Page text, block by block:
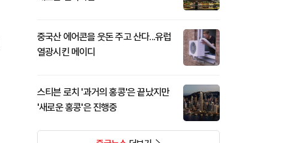
중국산 에어콘을 웃돈 주고 산다...유럽
열광시킨 메이디
스티븐 로치 '과거의 홍콩'은 끝났지만
'새로운 홍콩'은 진행중